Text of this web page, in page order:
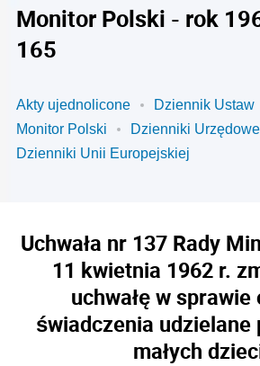
Monitor Polski - rok
165
Akty ujednolicone
Dziennik Ustaw
Monitor Polski
Dzienniki Urzędowe
Dzienniki Unii Europejskiej
Uchwała nr 137 Rady
11 kwietnia 1962 r.
uchwałę w sprawie
świadczenia udzielane
małych